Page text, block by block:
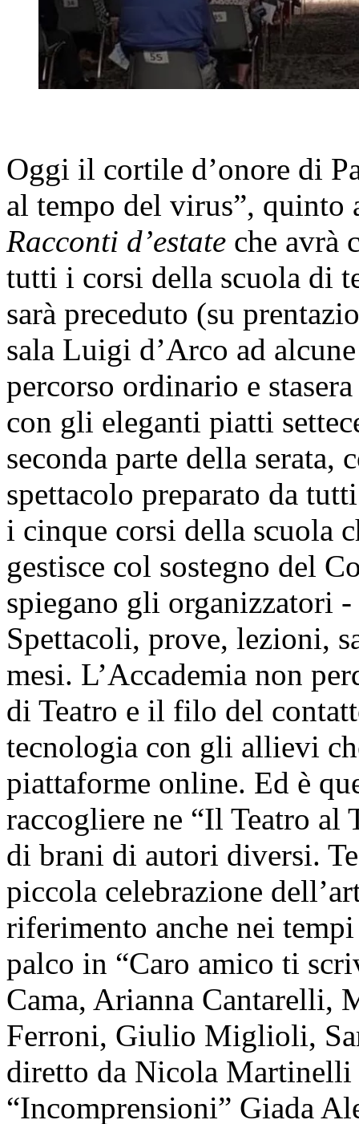
Oggi il cortile d’onore di
al tempo del virus”, quinto
Racconti d’estate che avrà
tutti i corsi della scuola di
sarà preceduto (su
sala Luigi d’Arco ad
percorso ordinario e
con gli eleganti piatti
seconda parte della serata,
spettacolo preparato da
i cinque corsi della scuola
gestisce col sostegno del
spiegano gli organizzatori
Spettacoli, prove, lezioni,
mesi. L’Accademia non
di Teatro e il filo del
tecnologia con gli allievi
piattaforme online. Ed è
raccogliere ne “Il Teatro al
di brani di autori diversi.
piccola celebrazione
riferimento anche nei
palco in “Caro amico ti
Cama, Arianna Cantarelli,
Ferroni, Giulio Miglioli,
diretto da Nicola Martinelli
“Incomprensioni” Giada